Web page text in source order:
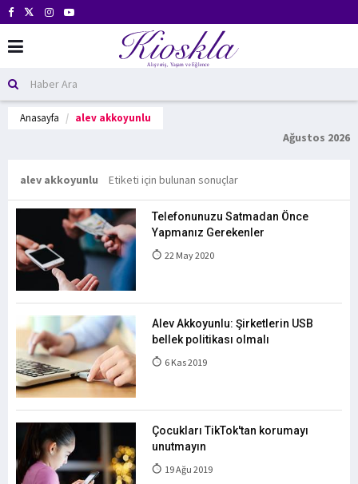
Anasayfa alev akkoyunlu
Ağustos 2026
alev akkoyunlu Etiketi için bulunan sonuçlar
Telefonunuzu Satmadan Önce
Yapmanız Gerekenler
22 May 2020
Alev Akkoyunlu: Şirketlerin USB
bellek politikası olmalı
6 Kas 2019
Çocukları TikTok'tan korumayı
unutmayın
19 Ağu 2019